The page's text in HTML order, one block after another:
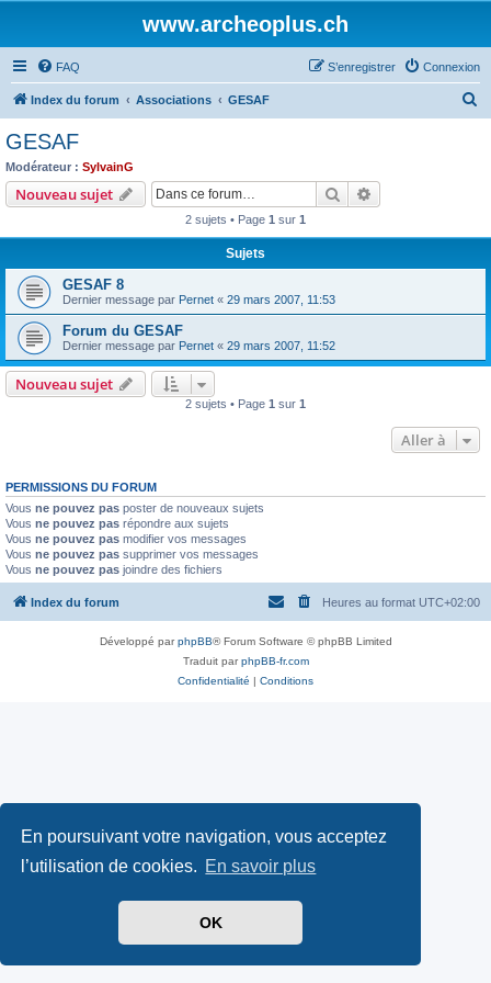
En poursuivant votre navigation, vous acceptez
l’utilisation de cookies. En savoir plus
OK
www.archeoplus.ch
FAQ Connexion
S’enregistrer
Index du forum Associations GESAF
GESAF
Modérateur : SylvainG
Nouveau sujet Rechercher
2 sujets • Page 1 sur 1
Sujets
GESAF 8
Dernier message par Pernet « 29 mars 2007, 11:53
Forum du GESAF
Dernier message par Pernet « 29 mars 2007, 11:52
Nouveau sujet
2 sujets • Page 1 sur 1
Aller à
PERMISSIONS DU FORUM
Vous ne pouvez pas poster de nouveaux sujets
Vous ne pouvez pas répondre aux sujets
Vous ne pouvez pas modifier vos messages
Vous ne pouvez pas supprimer vos messages
Vous ne pouvez pas joindre des fichiers
Index du forum Heures au format UTC+02:00
Développé parphpBB® Forum Software © phpBB Limited
Traduit parphpBB-fr.com
Confidentialité | Conditions